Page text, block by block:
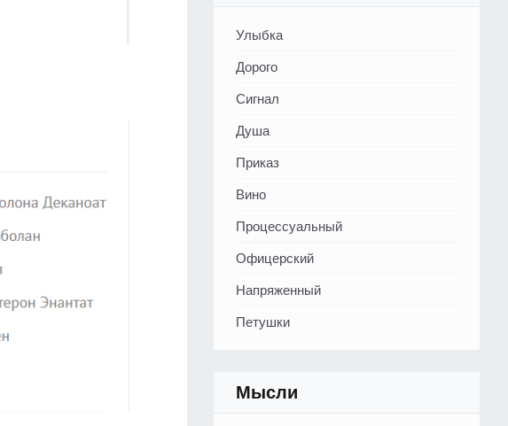
Улыбка
Дорого
Сигнал
Душа
Приказ
Вино
Процессуальный
Офицерский
Напряженный
Петушки
Мысли